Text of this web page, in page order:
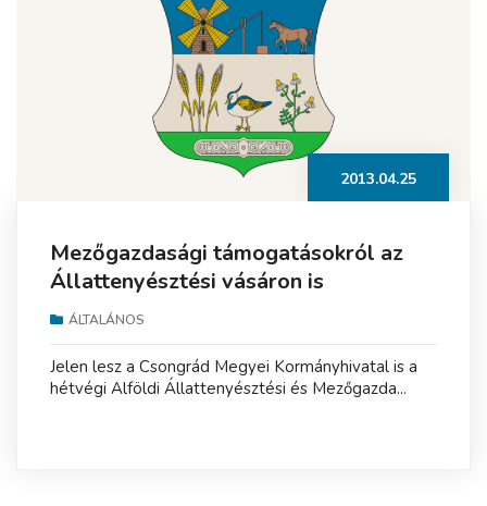
2013.04.25
Mezőgazdasági támogatásokról az
Állattenyésztési vásáron is
ÁLTALÁNOS
Jelen lesz a Csongrád Megyei Kormányhivatal is a
hétvégi Alföldi Állattenyésztési és Mezőgazda...